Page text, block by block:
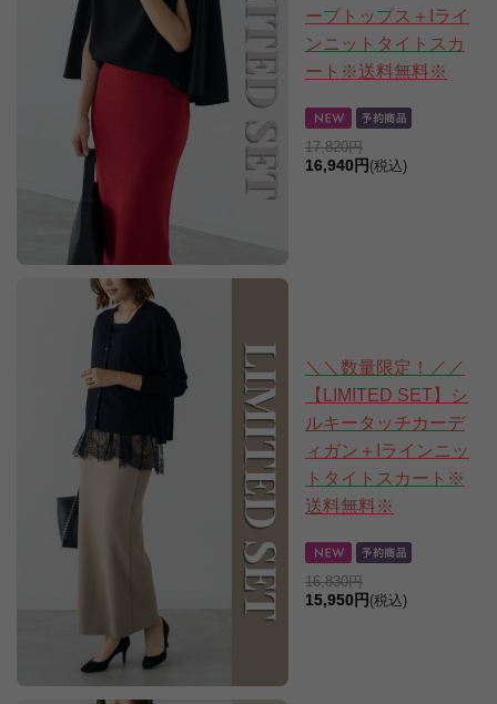
ープトップス＋Iライ
ンニットタイトスカ
ート※送料無料※
17,820円
16,940円 (税込)
＼＼数量限定！／／
【LIMITED SET】シ
ルキータッチカーデ
ィガン＋Iラインニッ
トタイトスカート※
送料無料※
16,830円
15,950円 (税込)